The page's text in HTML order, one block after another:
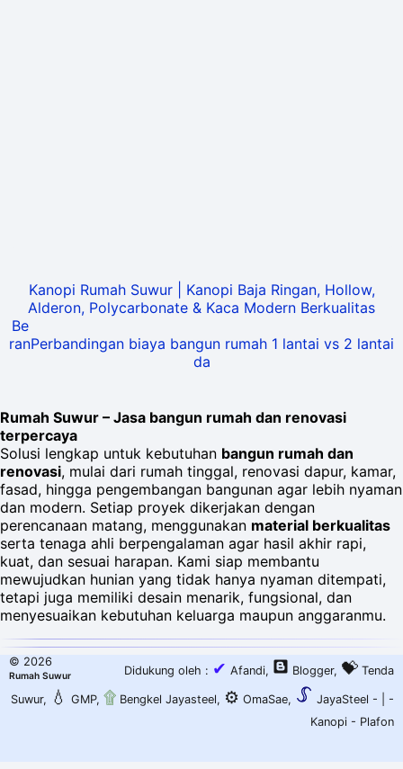
Kanopi Rumah Suwur | Kanopi Baja Ringan, Hollow,
Alderon, Polycarbonate & Kaca Modern Berkualitas
Perbandingan biaya bangun rumah 1 lantai vs 2 lantai
Be
ran
da
Rumah Suwur – Jasa bangun rumah dan renovasi
terpercaya
Solusi lengkap untuk kebutuhan bangun rumah dan
renovasi, mulai dari rumah tinggal, renovasi dapur, kamar,
fasad, hingga pengembangan bangunan agar lebih nyaman
dan modern. Setiap proyek dikerjakan dengan
perencanaan matang, menggunakan material berkualitas
serta tenaga ahli berpengalaman agar hasil akhir rapi,
kuat, dan sesuai harapan. Kami siap membantu
mewujudkan hunian yang tidak hanya nyaman ditempati,
tetapi juga memiliki desain menarik, fungsional, dan
menyesuaikan kebutuhan keluarga maupun anggaranmu.
© 2026
Rumah Suwur Didukung oleh : ✔ Afandi, Blogger, 💝 Tenda
Suwur, 💧 GMP, ۩ Bengkel Jayasteel, ⚙️ OmaSae, JayaSteel - | -
Kanopi - Plafon